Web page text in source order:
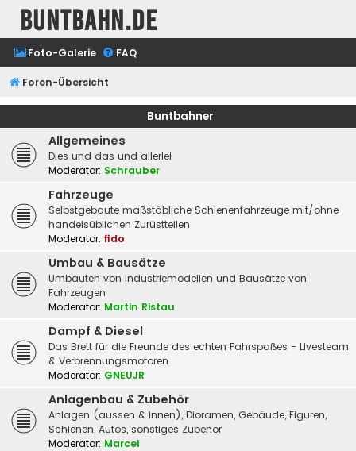
buntbahn.de
Foto-Galerie FAQ
Foren-Übersicht
Buntbahner
Allgemeines
Dies und das und allerlei
Moderator: Schrauber
Fahrzeuge
Selbstgebaute maßstäbliche Schienenfahrzeuge mit/ohne
handelsüblichen Zurüstteilen
Moderator: fido
Umbau & Bausätze
Umbauten von Industriemodellen und Bausätze von
Fahrzeugen
Moderator: Martin Ristau
Dampf & Diesel
Das Brett für die Freunde des echten Fahrspaßes - Livesteam
& Verbrennungsmotoren
Moderator: GNEUJR
Anlagenbau & Zubehör
Anlagen (aussen & innen), Dioramen, Gebäude, Figuren,
Schienen, Autos, sonstiges Zubehör
Moderator: Marcel